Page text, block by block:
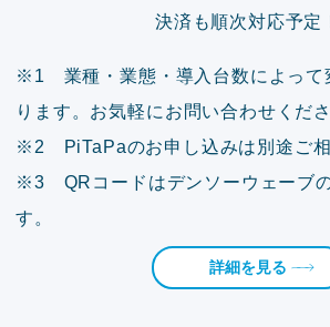
決済も順次対応予定
※1 業種・業態・導入台数によって
ります。お気軽にお問い合わせくださ
※2 PiTaPaのお申し込みは別途ご相
※3 QRコードはデンソーウェーブ
す。
詳細を見る